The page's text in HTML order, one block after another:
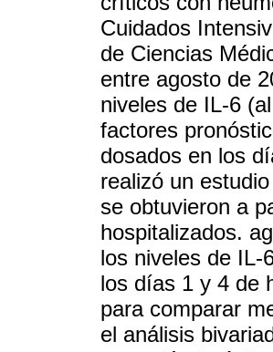
Cuidados
de Ciencias
entre agosto de
niveles de IL-6
factores
dosados en los
realizó un
se obtuvieron a
hospitalizados.
los niveles de IL-
los días 1 y 4 de
para comparar
el análisis